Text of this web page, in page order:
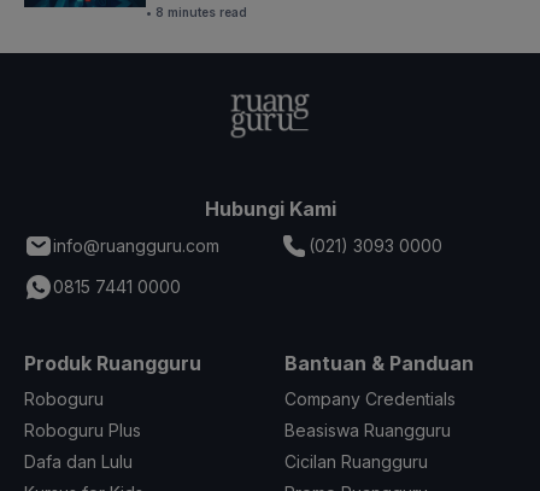
• 8 minutes read
Hubungi Kami
info@ruangguru.com
(021) 3093 0000
0815 7441 0000
Produk Ruangguru
Roboguru
Roboguru Plus
Dafa dan Lulu
Bantuan & Panduan
Company Credentials
Beasiswa Ruangguru
Cicilan Ruangguru